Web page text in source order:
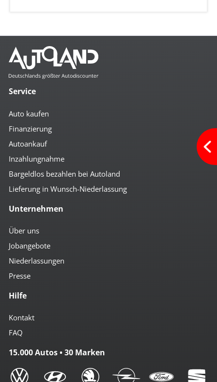
Service
Auto kaufen
Finanzierung
Autoankauf
Inzahlungnahme
Bargeldlos bezahlen bei Autoland
Lieferung in Wunsch-Niederlassung
Unternehmen
Über uns
Jobangebote
Niederlassungen
Presse
Hilfe
Kontakt
FAQ
15.000 Autos • 30 Marken